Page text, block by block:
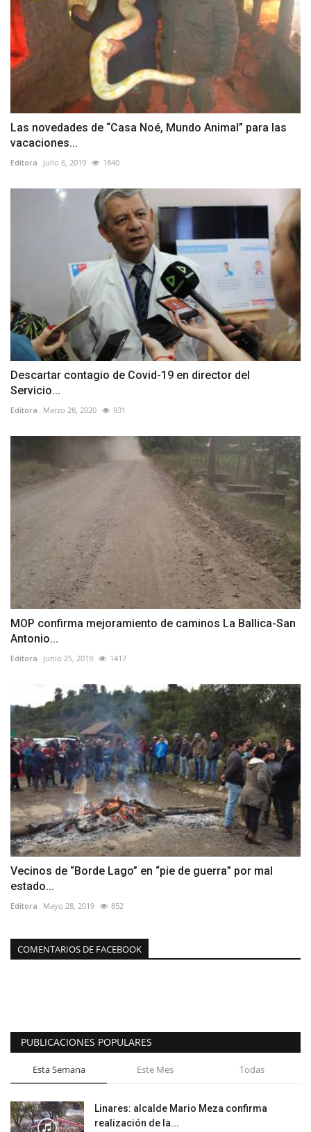
Las novedades de “Casa Noé, Mundo Animal” para las
vacaciones...
Editora Julio 6, 2019 1840
Descartar contagio de Covid-19 en director del
Servicio...
Editora Marzo 28, 2020 931
MOP confirma mejoramiento de caminos La Ballica-San
Antonio...
Editora Junio 25, 2019 1417
Vecinos de “Borde Lago” en “pie de guerra” por mal
estado...
Editora Mayo 28, 2019 852
COMENTARIOS DE FACEBOOK
PUBLICACIONES POPULARES
Esta Semana Este Mes Todas
Linares: alcalde Mario Meza confirma
realización de la...